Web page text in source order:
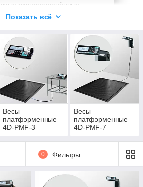
распространённых
весов являются врезные
для взвешивания в
различных грузов и
учёта результатов
взвешивания.
ассортимент
Показать всё
Весы
платформенные
4D-PMF-3
Весы
платформенные
4D-PMF-7
0 Фильтры